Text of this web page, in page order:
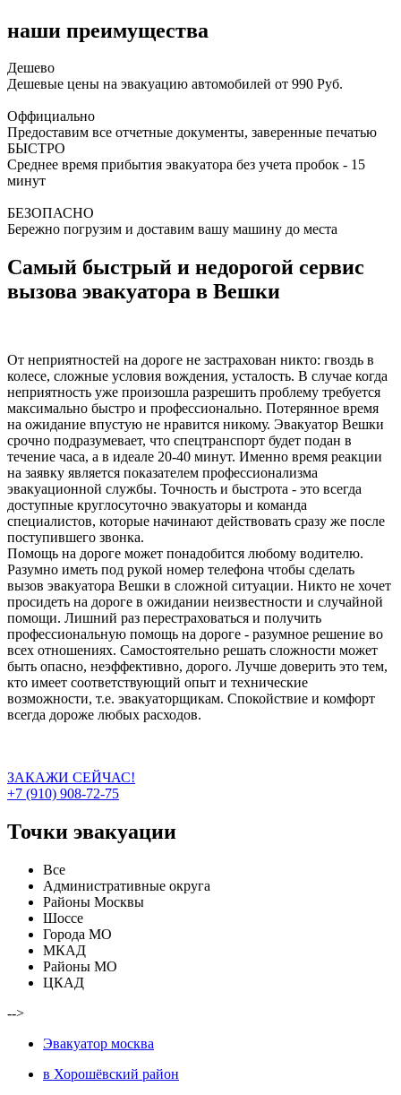
наши преимущества
Дешево
Дешевые цены на эвакуацию автомобилей от 990 Руб.
Оффициально
Предоставим все отчетные документы, заверенные печатью
БЫСТРО
Среднее время прибытия эвакуатора без учета пробок - 15
минут
БЕЗОПАСНО
Бережно погрузим и доставим вашу машину до места
Самый быстрый и недорогой сервис
вызова эвакуатора в Вешки
От неприятностей на дороге не застрахован никто: гвоздь в
колесе, сложные условия вождения, усталость. В случае когда
неприятность уже произошла разрешить проблему требуется
максимально быстро и профессионально. Потерянное время
на ожидание впустую не нравится никому. Эвакуатор Вешки
срочно подразумевает, что спецтранспорт будет подан в
течение часа, а в идеале 20-40 минут. Именно время реакции
на заявку является показателем профессионализма
эвакуационной службы. Точность и быстрота - это всегда
доступные круглосуточно эвакуаторы и команда
специалистов, которые начинают действовать сразу же после
поступившего звонка.
Помощь на дороге может понадобится любому водителю.
Разумно иметь под рукой номер телефона чтобы сделать
вызов эвакуатора Вешки в сложной ситуации. Никто не хочет
просидеть на дороге в ожидании неизвестности и случайной
помощи. Лишний раз перестраховаться и получить
профессиональную помощь на дороге - разумное решение во
всех отношениях. Самостоятельно решать сложности может
быть опасно, неэффективно, дорого. Лучше доверить это тем,
кто имеет соответствующий опыт и технические
возможности, т.е. эвакуаторщикам. Спокойствие и комфорт
всегда дороже любых расходов.
ЗАКАЖИ СЕЙЧАС!
+7 (910) 908-72-75
Точки эвакуации
Все
Административные округа
Районы Москвы
Шоссе
Города МО
МКАД
Районы МО
ЦКАД
-->
Эвакуатор москва
в Хорошёвский район